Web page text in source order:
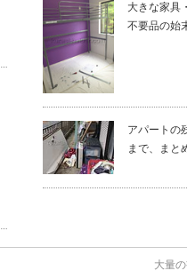
大きな家具
不要品の始
アパートの
まで、まと
大量